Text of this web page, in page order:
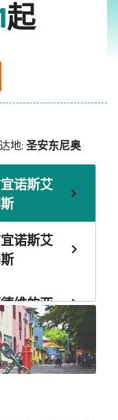
起
地: 圣安东尼奥
诺斯艾
诺斯艾
维的亚
维的亚